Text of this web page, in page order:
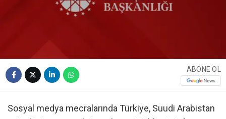
ABONE OL
Sosyal medya mecralarında Türkiye, Suudi Arabistan